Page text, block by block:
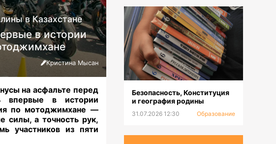
в Казахстане
в истории
Кристина Мысан
на асфальте перед
впервые в истории
по мотоджимхане —
силы, а точность рук,
участников из пяти
Безопасность, Конституция
и география родины
31.07.2026 12:30 Образование